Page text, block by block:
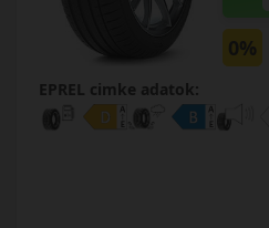
0%
EPREL cimke adatok: